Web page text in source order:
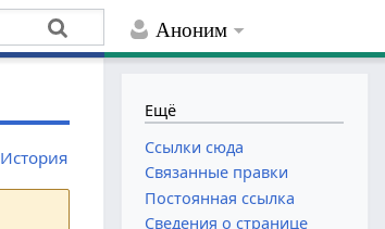
Аноним
История
Ещё
Ссылки сюда
Связанные правки
Постоянная ссылка
Сведения о странице